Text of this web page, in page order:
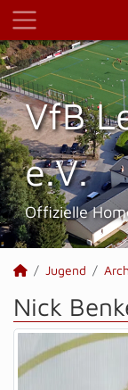
VfB
e.V.
Offizielle
Jugend
Nick